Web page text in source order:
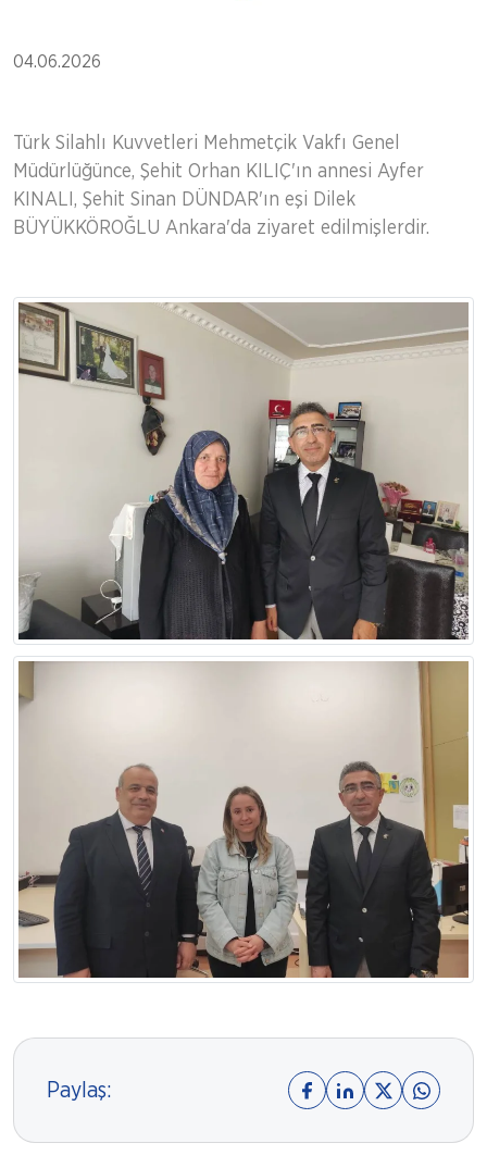
04.06.2026
Türk Silahlı Kuvvetleri Mehmetçik Vakfı Genel
Müdürlüğünce, Şehit Orhan KILIÇ'ın annesi Ayfer
KINALI, Şehit Sinan DÜNDAR'ın eşi Dilek
BÜYÜKKÖROĞLU Ankara'da ziyaret edilmişlerdir.
Paylaş: